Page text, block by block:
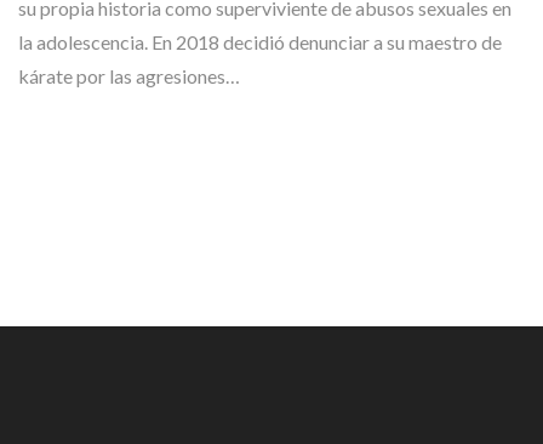
su propia historia como superviviente de abusos sexuales en
la adolescencia. En 2018 decidió denunciar a su maestro de
kárate por las agresiones…